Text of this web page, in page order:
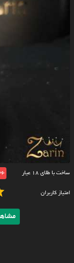
ساخت با طلای ۱۸ عیار
امتیاز کاربران